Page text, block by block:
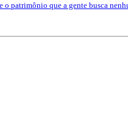
patrimônio que a gente busca